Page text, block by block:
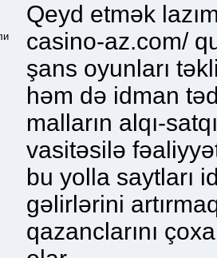
Qeyd etmək
casino-az.com/
şans oyunları
həm də idman
malların alqı-
vasitəsilə
bu yolla saytları
gəlirlərini
qazanclarını